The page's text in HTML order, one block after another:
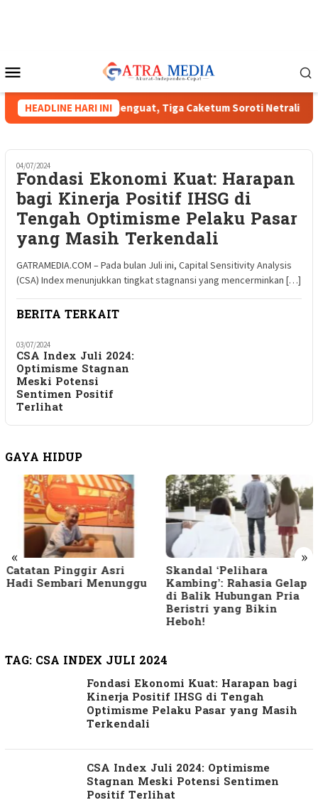
Mobile
HEADLINE HARI INI
HIPMI XVIII Menguat, Tiga Caketum Soroti Netralitas
04/07/2024
Fondasi Ekonomi Kuat: Harapan
bagi Kinerja Positif IHSG di
Tengah Optimisme Pelaku Pasar
yang Masih Terkendali
GATRAMEDIA.COM – Pada bulan Juli ini, Capital Sensitivity Analysis
(CSA) Index menunjukkan tingkat stagnansi yang mencerminkan […]
BERITA TERKAIT
03/07/2024
CSA Index Juli 2024:
Optimisme Stagnan
Meski Potensi
Sentimen Positif
Terlihat
GAYA HIDUP
« »
Catatan Pinggir Asri
Hadi Sembari Menunggu
Skandal ‘Pelihara
Kambing’: Rahasia Gelap
di Balik Hubungan Pria
Beristri yang Bikin
Heboh!
TAG: CSA INDEX JULI 2024
Fondasi Ekonomi Kuat: Harapan bagi
Kinerja Positif IHSG di Tengah
Optimisme Pelaku Pasar yang Masih
Terkendali
CSA Index Juli 2024: Optimisme
Stagnan Meski Potensi Sentimen
Positif Terlihat